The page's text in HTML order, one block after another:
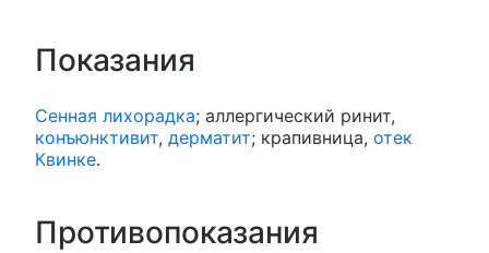
Показания
Сенная лихорадка; аллергический ринит,
конъюнктивит, дерматит; крапивница, отек
Квинке.
Противопоказания